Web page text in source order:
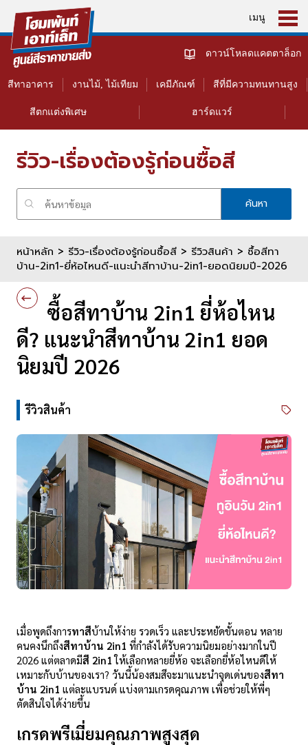
เมนู
สีทาอาคาร งานไม้, ไม้เทียม เคมีภัณฑ์ สีที่มีความทนทานสูง
สีตกแต่งพิเศษ ฮาร์ดแวร์
ดาวน์โหลดแคตตาล็อก
รีวิว-เรื่องต้องรู้ก่อนซื้อสี
ค้นหา
หน้าหลัก > รีวิว-เรื่องต้องรู้ก่อนซื้อสี > รีวิวสินค้า > ซื้อสีทา
บ้าน-2in1-ยี่ห้อไหนดี-แนะนำสีทาบ้าน-2in1-ยอดนิยมปี-2026
ซื้อสีทาบ้าน 2in1 ยี่ห้อไหน
ดี? แนะนำสีทาบ้าน 2in1 ยอด
นิยมปี 2026
รีวิวสินค้า
เมื่อพูดถึงการทาสีบ้านให้ง่าย รวดเร็ว และประหยัดขั้นตอน หลาย
คนคงนึกถึงสีทาบ้าน 2in1 ที่กำลังได้รับความนิยมอย่างมากในปี
2026 แต่ตลาดมีสี 2in1ให้เลือกหลายยี่ห้อ จะเลือกยี่ห้อไหนดีให้
เหมาะกับบ้านของเรา? วันนี้น้องสมสีจะมาแนะนำจุดเด่นของสีทา
บ้าน 2in1 แต่ละแบรนด์ แบ่งตามเกรดคุณภาพ เพื่อช่วยให้พี่ๆ
ตัดสินใจได้ง่ายขึ้น
เกรดพรีเมี่ยมคุณภาพสูงสุด